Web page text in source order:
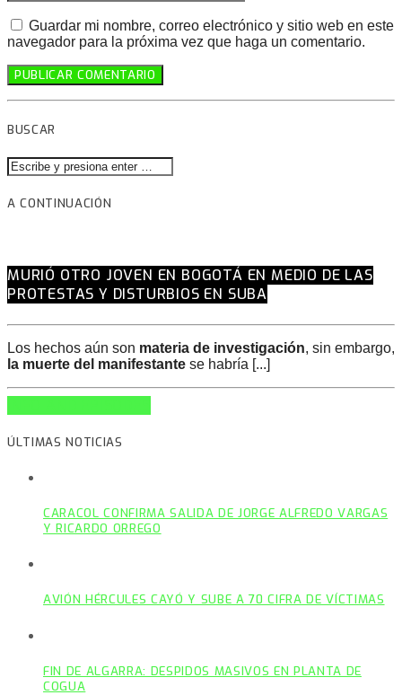
Guardar mi nombre, correo electrónico y sitio web en este
navegador para la próxima vez que haga un comentario.
BUSCAR
A CONTINUACIÓN
MURIÓ OTRO JOVEN EN BOGOTÁ EN MEDIO DE LAS
PROTESTAS Y DISTURBIOS EN SUBA
Los hechos aún son materia de investigación, sin embargo,
la muerte del manifestante se habría [...]
ÚLTIMAS NOTICIAS
CARACOL CONFIRMA SALIDA DE JORGE ALFREDO VARGAS
Y RICARDO ORREGO
AVIÓN HÉRCULES CAYÓ Y SUBE A 70 CIFRA DE VÍCTIMAS
FIN DE ALGARRA: DESPIDOS MASIVOS EN PLANTA DE
COGUA